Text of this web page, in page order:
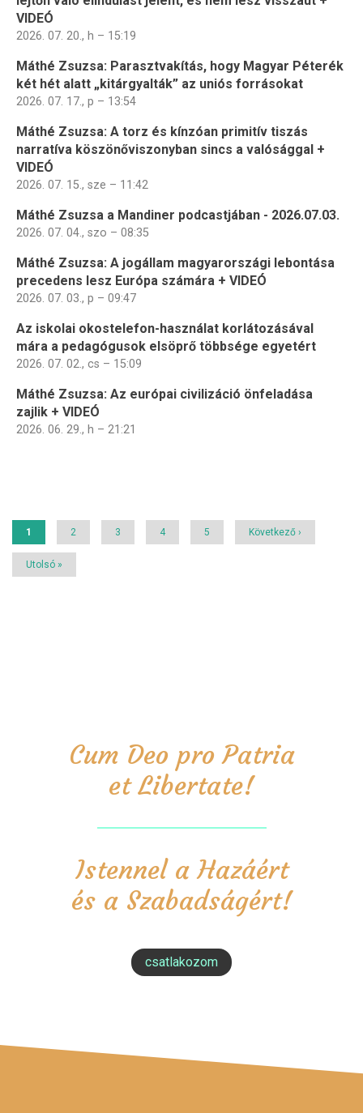
VIDEÓ
2026. 07. 20., h – 15:19
Máthé Zsuzsa: Parasztvakítás, hogy Magyar Péterék
két hét alatt „kitárgyalták” az uniós forrásokat
2026. 07. 17., p – 13:54
Máthé Zsuzsa: A torz és kínzóan primitív tiszás
narratíva köszönőviszonyban sincs a valósággal +
VIDEÓ
2026. 07. 15., sze – 11:42
Máthé Zsuzsa a Mandiner podcastjában - 2026.07.03.
2026. 07. 04., szo – 08:35
Máthé Zsuzsa: A jogállam magyarországi lebontása
precedens lesz Európa számára + VIDEÓ
2026. 07. 03., p – 09:47
Az iskolai okostelefon-használat korlátozásával
mára a pedagógusok elsöprő többsége egyetért
2026. 07. 02., cs – 15:09
Máthé Zsuzsa: Az európai civilizáció önfeladása
zajlik + VIDEÓ
2026. 06. 29., h – 21:21
Jelenlegi
1 Page
2 Page
3 Page
4 Page
5
Következő
Következő ›
Utolsó
Utolsó »
Cum Deo pro Patria
et Libertate!
Istennel a Hazáért
és a Szabadságért!
csatlakozom